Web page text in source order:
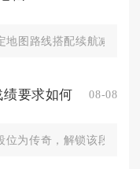
地图路线搭配续航减伤
要求如何 08-08
位为传奇，解锁该段位